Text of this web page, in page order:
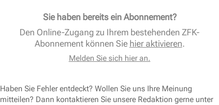
Sie haben bereits ein Abonnement?
Den Online-Zugang zu Ihrem bestehenden ZFK-
Abonnement können Sie hier aktivieren.
Melden Sie sich hier an.
Haben Sie Fehler entdeckt? Wollen Sie uns Ihre Meinung
mitteilen? Dann kontaktieren Sie unsere Redaktion gerne unter